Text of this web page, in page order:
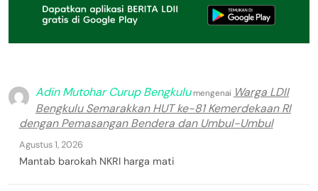
Adin Mutohar Curup Bengkulumengenai Warga LDII
Bengkulu Semarakkan HUT ke-81 Kemerdekaan RI
dengan Pemasangan Bendera dan Umbul-Umbul
Agustus 1, 2026
Mantab barokah NKRI harga mati